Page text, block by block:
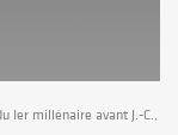
Ier millénaire avant J.-C.,